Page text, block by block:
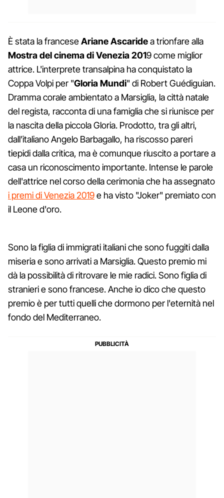
È stata la franceseAriane Ascaridea trionfare alla
Mostra del cinema di Venezia 2019 come miglior
attrice. L'interprete transalpina ha conquistato la
Coppa Volpi per "Gloria Mundi" di Robert Guédiguian.
Dramma corale ambientato a Marsiglia, la città natale
del regista, racconta di una famiglia che si riunisce per
la nascita della piccola Gloria. Prodotto, tra gli altri,
dall’italiano Angelo Barbagallo, ha riscosso pareri
tiepidi dalla critica, ma è comunque riuscito a portare a
casa un riconoscimento importante. Intense le parole
dell'attrice nel corso della cerimonia che ha assegnato
i premi di Venezia 2019e ha visto "Joker" premiato con
il Leone d'oro.
Sono la figlia di immigrati italiani che sono fuggiti dalla
miseria e sono arrivati a Marsiglia. Questo premio mi
dà la possibilità di ritrovare le mie radici. Sono figlia di
stranieri e sono francese. Anche io dico che questo
premio è per tutti quelli che dormono per l'eternità nel
fondo del Mediterraneo.